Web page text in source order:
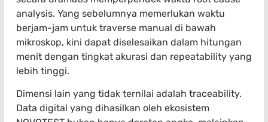
analysis. Yang sebelumnya memerlukan waktu
berjam-jam untuk traverse manual di bawah
mikroskop, kini dapat diselesaikan dalam hitungan
menit dengan tingkat akurasi dan repeatability yang
lebih tinggi.
Dimensi lain yang tidak ternilai adalah traceability.
Data digital yang dihasilkan oleh ekosistem